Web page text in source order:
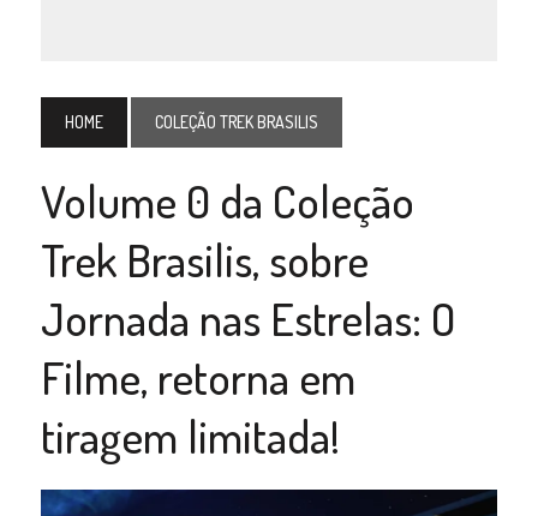
HOME COLEÇÃO TREK BRASILIS
Volume 0 da Coleção
Trek Brasilis, sobre
Jornada nas Estrelas: O
Filme, retorna em
tiragem limitada!